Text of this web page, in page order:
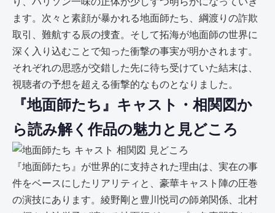
ます。次々と素顔が暴かれる地面師たち、綱渡りの詐欺
取引、難航する辰の捜査。そして拓海が地面師の世界に
深く入り込むことで知った衝撃の事実が明かされます。
それぞれの思惑が交錯した先に待ち受けていた結末は、
視聴者の予想を超える衝撃的なものとなりました。
『地面師たち』キャスト・相関図か
ら読み解く作品の魅力と見どころ
『地面師たち』が世界的に支持された理由は、実在の事
件をベースにしたリアリティと、豪華キャスト陣の圧巻
の演技にあります。綾野剛と豊川悦司の師弟関係、北村